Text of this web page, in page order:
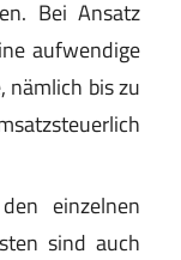
Bei Ansatz
aufwendige
nämlich bis zu
einzelnen
sind auch